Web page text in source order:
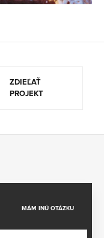
ZDIEĽAŤ
PROJEKT
MÁM INÚ OTÁZKU